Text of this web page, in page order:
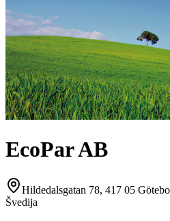
EcoPar AB
Hildedalsgatan 78, 417 05
Švedija